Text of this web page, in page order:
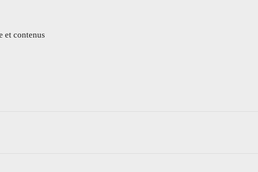
et contenus